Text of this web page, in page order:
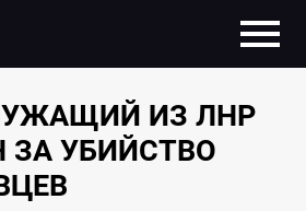
ИЗ ЛНР
УБИЙСТВО